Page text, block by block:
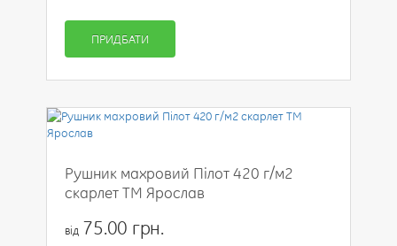
ПРИДБАТИ
Рушник махровий Пілот 420 г/м2
скарлет ТМ Ярослав
від 75.00 грн.